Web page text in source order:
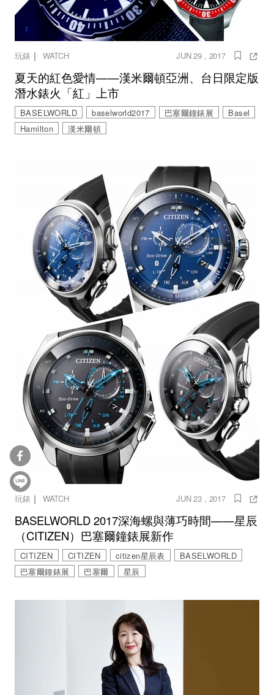
玩錶 ｜ WATCH JUN 29 , 2017
夏天的紅色愛情——漢米爾頓亞洲、台日限定版
潛水錶火「紅」上市
BASELWORLD baselworld2017 巴塞爾鐘錶展
Basel
Hamilton
漢米爾頓
玩錶 ｜ WATCH JUN 23 , 2017
BASELWORLD 2017深海螺與薄巧時間——星辰
（CITIZEN）巴塞爾鐘錶展新作
CITIZEN CITIZEN citizen星辰表
BASELWORLD
巴塞爾鐘錶展
巴塞爾 星辰